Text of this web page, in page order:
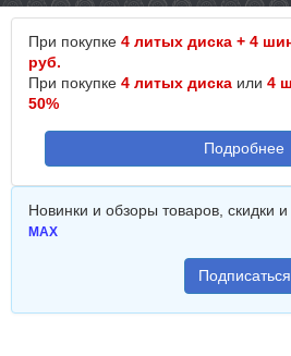
При покупке 4 литых диска + 4
руб.
При покупке 4 литых диска или 4
50%
Подробнее
Новинки и обзоры товаров, скидки
MAX
Подписаться